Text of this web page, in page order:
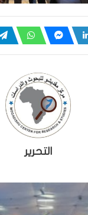
التحرير